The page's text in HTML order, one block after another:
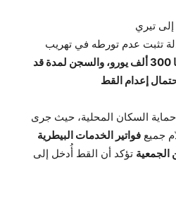
تثبت عدم تورطه في تهريب
غرامة قدرها 300 ألف يورو، والسجن لمدة قد
إعدام القط
السكان المحلية، حيث جرى
جميع فواتير الخدمات البيطرية
الجمعية تؤكد أن القط أُدخل إلى